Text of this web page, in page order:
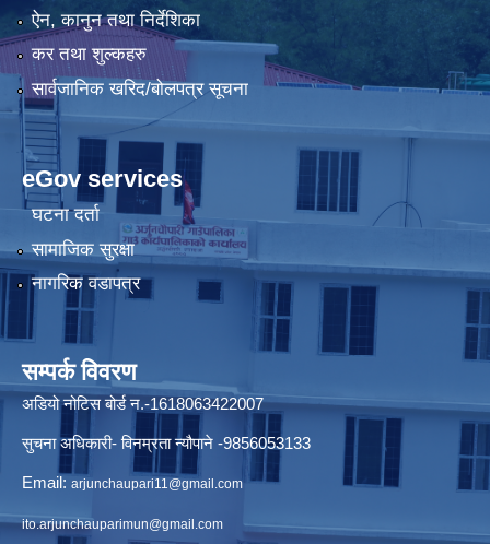
ऐन, कानुन तथा निर्देशिका
कर तथा शुल्कहरु
सार्वजानिक खरिद/बोलपत्र सूचना
eGov services
घटना दर्ता
सामाजिक सुरक्षा
नागरिक वडापत्र
सम्पर्क विवरण
अडियो नोटिस बोर्ड न.-1618063422007
सुचना अधिकारी- विनम्रता न्यौपाने -9856053133
Email: arjunchaupari11@gmail.com
ito.arjunchauparimun@gmail.com